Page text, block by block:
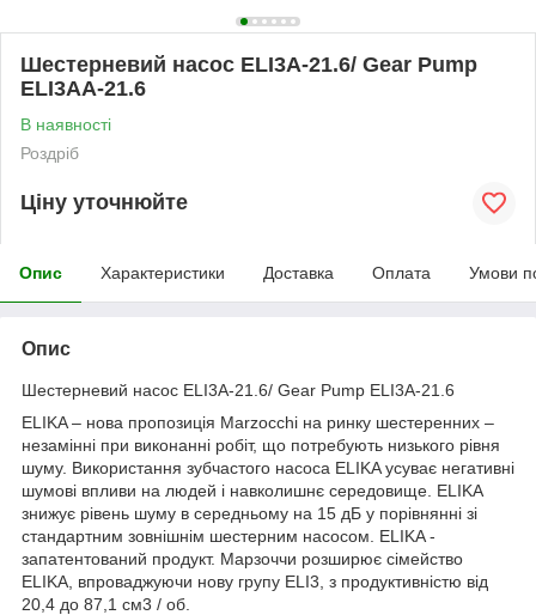
Шестерневий насос ELI3A-21.6/ Gear Pump
ELI3AA-21.6
В наявності
Роздріб
Ціну уточнюйте
Опис Характеристики Доставка Оплата Умови
Опис
Шестерневий насос ELI3A-21.6/ Gear Pump ELI3A-21.6
ELIKA – нова пропозиція Marzocchi на ринку шестеренних –
незамінні при виконанні робіт, що потребують низького рівня
шуму. Використання зубчастого насоса ELIKA усуває негативні
шумові впливи на людей і навколишнє середовище. ELIKA
знижує рівень шуму в середньому на 15 дБ у порівнянні зі
стандартним зовнішнім шестерним насосом. ELIKA -
запатентований продукт. Марзоччи розширює сімейство
ELIKA, впроваджуючи нову групу ELI3, з продуктивністю від
20,4 до 87,1 см3 / об.